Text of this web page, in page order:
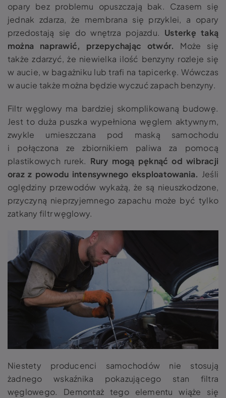
opary bez problemu opuszczają bak. Czasem się
jednak zdarza, że membrana się przyklei, a opary
przedostają się do wnętrza pojazdu. Usterkę taką
można naprawić, przepychając otwór.
Może się
także zdarzyć, że niewielka ilość benzyny rozleje się
w aucie, w bagażniku lub trafi na tapicerkę. Wówczas
w aucie także można będzie wyczuć zapach benzyny.
Filtr węglowy ma bardziej skomplikowaną budowę.
Jest to duża puszka wypełniona węglem aktywnym,
zwykle umieszczana pod maską samochodu
i połączona ze zbiornikiem paliwa za pomocą
plastikowych rurek. Rury mogą pęknąć od wibracji
oraz z powodu intensywnego eksploatowania. Jeśli
oględziny przewodów wykażą, że są nieuszkodzone,
przyczyną nieprzyjemnego zapachu może być tylko
zatkany filtr węglowy.
Niestety producenci samochodów nie stosują
żadnego wskaźnika pokazującego stan filtra
węglowego. Demontaż tego elementu wiąże się